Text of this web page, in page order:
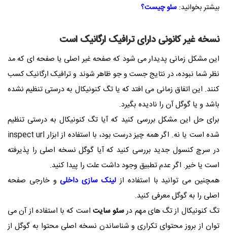
بیشتر بخوانید: سئو چیست؟
نسخه غیر کانونی دارای ترافیک ارگانیک است
این مشکل زمانی پدیدار می شود که صفحه غیر اصلی یا صفحه ای که مد
نظر شما نبوده، در نتایج جست و جو ظاهر شوند و ترافیک ارگانیک کسب
کنند. این اتفاق زمانی می افتد که یا تگ کنونیکال به درستی تنظیم نشده
باشد و یا گوگل آن را نادیده بگیرد.
برای حل این مشکل بررسی کنید که آیا تگ کنونیکال به درستی تنظیم
شده است یا نه. اگر همه چیز درست بود، با استفاده از ابزار inspect url
در سرچ کنسول جدید بررسی کنید که آیا گوگل نسخه اصلی را پذیرفته
است یا خیر. اگر عدم تطبیق وجود داشت علت را پیدا کنید.
همچنین می توانید با استفاده از لینک سازی داخلی و خارجی صفحه
اصلی را به گوگل معرفی کنید.
تگ کنونیکال از تگ های مهم درسئو سایت است که با استفاده از آن می
توان از بروز محتوای تکراری و شناساندن نسخه اصلی محتوا به گوگل از